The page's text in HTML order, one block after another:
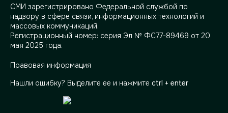
СМИ зарегистрировано Федеральной службой по
надзору в сфере связи, информационных технологий и
массовых коммуникаций.
Регистрационный номер: серия Эл № ФС77-89469 от 20
мая 2025 года.
Правовая информация
Нашли ошибку? Выделите ее и нажмите ctrl + enter